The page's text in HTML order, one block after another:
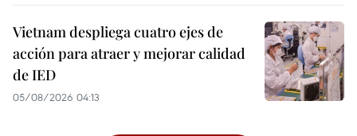
Vietnam despliega cuatro ejes de
acción para atraer y mejorar calidad
de IED
05/08/2026 04:13